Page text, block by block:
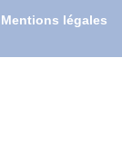
Mentions légales